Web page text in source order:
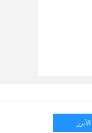
الأبرز